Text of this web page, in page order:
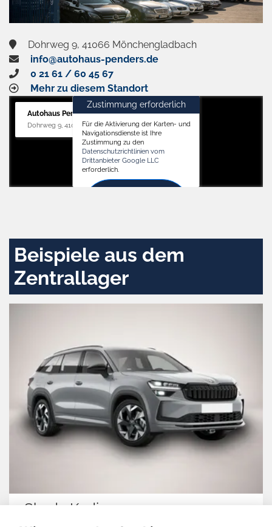
Dohrweg 9, 41066 Mönchengladbach
info@autohaus-penders.de
0 21 61 / 60 45 67
Mehr zu diesem Standort
Autohaus Penders (Service)
Dohrweg 9, 41066 Mönchengladbach
Zustimmung erforderlich
Für die Aktivierung der Karten- und
Navigationsdienste ist Ihre
Zustimmung zu den
Datenschutzrichtlinien vom
Drittanbieter Google LLC
erforderlich.
Beispiele aus dem
Zentrallager
Skoda Kodiaq